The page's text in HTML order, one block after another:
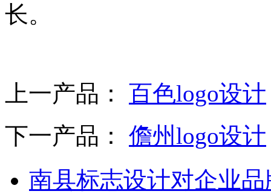
长。
上一产品： 百色logo设计
下一产品： 儋州logo设计
南县标志设计对企业